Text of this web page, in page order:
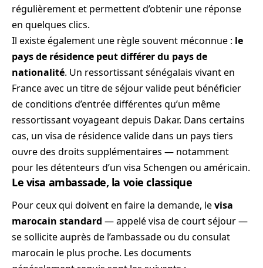
régulièrement et permettent d’obtenir une réponse
en quelques clics.
Il existe également une règle souvent méconnue : le
pays de résidence peut différer du pays de
nationalité. Un ressortissant sénégalais vivant en
France avec un titre de séjour valide peut bénéficier
de conditions d’entrée différentes qu’un même
ressortissant voyageant depuis Dakar. Dans certains
cas, un visa de résidence valide dans un pays tiers
ouvre des droits supplémentaires — notamment
pour les détenteurs d’un visa Schengen ou américain.
Le visa ambassade, la voie classique
Pour ceux qui doivent en faire la demande, levisa
marocain standard — appelé visa de court séjour —
se sollicite auprès de l’ambassade ou du consulat
marocain le plus proche. Les documents